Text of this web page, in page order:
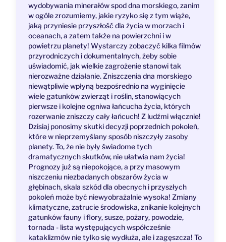
wydobywania minerałów spod dna morskiego, zanim
w ogóle zrozumiemy, jakie ryzyko się z tym wiąże,
jaką przyniesie przyszłość dla życia w morzach i
oceanach, a zatem także na powierzchni i w
powietrzu planety! Wystarczy zobaczyć kilka filmów
przyrodniczych i dokumentalnych, żeby sobie
uświadomić, jak wielkie zagrożenie stanowi tak
nierozważne działanie. Zniszczenia dna morskiego
niewątpliwie wpłyną bezpośrednio na wyginięcie
wiele gatunków zwierząt i roślin, stanowiących
pierwsze i kolejne ogniwa łańcucha życia, których
rozerwanie zniszczy cały łańcuch! Z ludźmi włącznie!
Dzisiaj ponosimy skutki decyzji poprzednich pokoleń,
które w nieprzemyślany sposób niszczyły zasoby
planety. To, że nie były świadome tych
dramatycznych skutków, nie ułatwia nam życia!
Prognozy już są niepokojące, a przy masowym
niszczeniu niezbadanych obszarów życia w
głębinach, skala szkód dla obecnych i przyszłych
pokoleń może być niewyobrażalnie wysoka! Zmiany
klimatyczne, zatrucie środowiska, znikanie kolejnych
gatunków fauny i flory, susze, pożary, powodzie,
tornada - lista występujących współcześnie
kataklizmów nie tylko się wydłuża, ale i zagęszcza! To